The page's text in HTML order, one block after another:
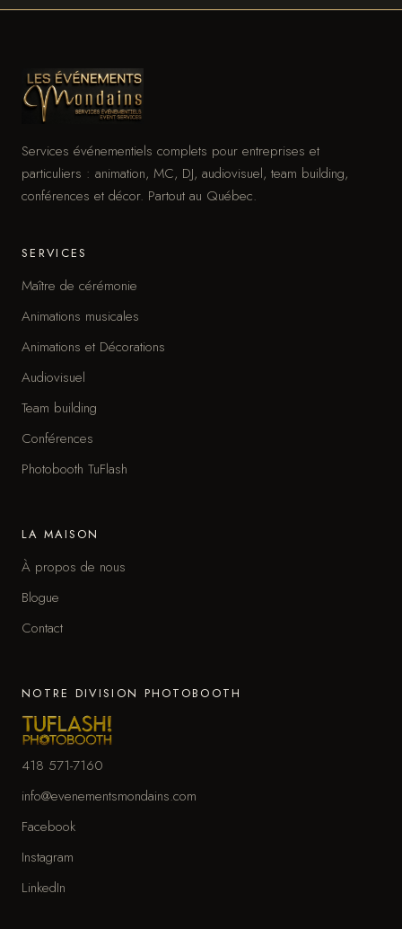
Services événementiels complets pour entreprises et
particuliers : animation, MC, DJ, audiovisuel, team building,
conférences et décor. Partout au Québec.
SERVICES
Maître de cérémonie
Animations musicales
Animations et Décorations
Audiovisuel
Team building
Conférences
Photobooth TuFlash
LA MAISON
À propos de nous
Blogue
Contact
NOTRE DIVISION PHOTOBOOTH
418 571-7160
info@evenementsmondains.com
Facebook
Instagram
LinkedIn